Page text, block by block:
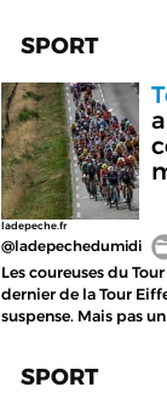
SPORT
ladepeche.fr
@ladepechedumidi
Les coureuses du
dernier de la Tour
suspense. Mais pas
SPORT